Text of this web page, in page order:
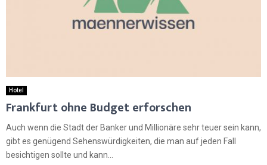
Hotel
Frankfurt ohne Budget erforschen
Auch wenn die Stadt der Banker und Millionäre sehr teuer sein kann,
gibt es genügend Sehenswürdigkeiten, die man auf jeden Fall
besichtigen sollte und kann...